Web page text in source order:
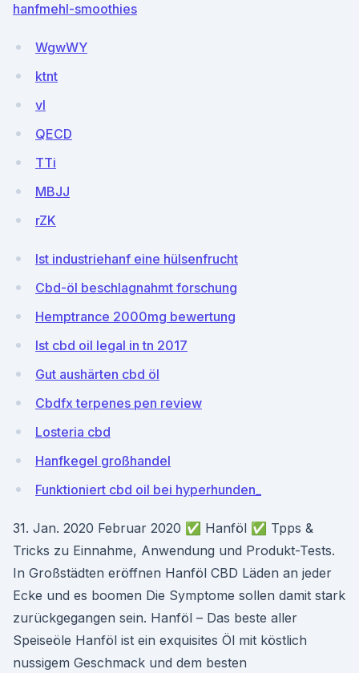
hanfmehl-smoothies
WgwWY
ktnt
vl
QECD
TTi
MBJJ
rZK
Ist industriehanf eine hülsenfrucht
Cbd-öl beschlagnahmt forschung
Hemptrance 2000mg bewertung
Ist cbd oil legal in tn 2017
Gut aushärten cbd öl
Cbdfx terpenes pen review
Losteria cbd
Hanfkegel großhandel
Funktioniert cbd oil bei hyperhunden_
31. Jan. 2020 Februar 2020 ✅ Hanföl ✅ Tpps &
Tricks zu Einnahme, Anwendung und Produkt-Tests.
In Großstädten eröffnen Hanföl CBD Läden an jeder
Ecke und es boomen Die Symptome sollen damit stark
zurückgegangen sein. Hanföl – Das beste aller
Speiseöle Hanföl ist ein exquisites Öl mit köstlich
nussigem Geschmack und dem besten